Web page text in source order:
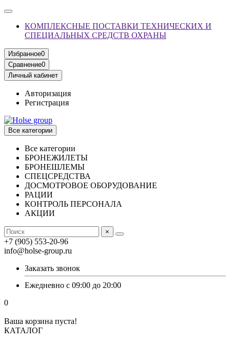
КОМПЛЕКСНЫЕ ПОСТАВКИ ТЕХНИЧЕСКИХ И
СПЕЦИАЛЬНЫХ СРЕДСТВ ОХРАНЫ
Избранное0
Сравнение0
Личный кабинет
Авторизация
Регистрация
Все категории
Все категории
БРОНЕЖИЛЕТЫ
БРОНЕШЛЕМЫ
СПЕЦСРЕДСТВА
ДОСМОТРОВОЕ ОБОРУДОВАНИЕ
РАЦИИ
КОНТРОЛЬ ПЕРСОНАЛА
АКЦИИ
×
+7 (905) 553-20-96
info@holse-group.ru
Заказать звонок
Ежедневно с 09:00 до 20:00
0
Ваша корзина пуста!
КАТАЛОГ